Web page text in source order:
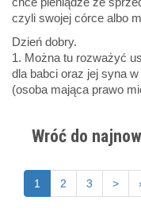
czyli swojej córce albo
Dzień dobry.
1. Można tu rozważyć
dla babci oraz jej syna
(osoba mająca prawo
Wróć do
1 2 3 >